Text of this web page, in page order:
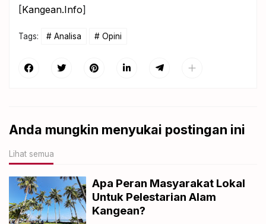
[Kangean.Info]
Tags: Analisa Opini
Anda mungkin menyukai postingan ini
Lihat semua
Apa Peran Masyarakat Lokal
Untuk Pelestarian Alam
Kangean?